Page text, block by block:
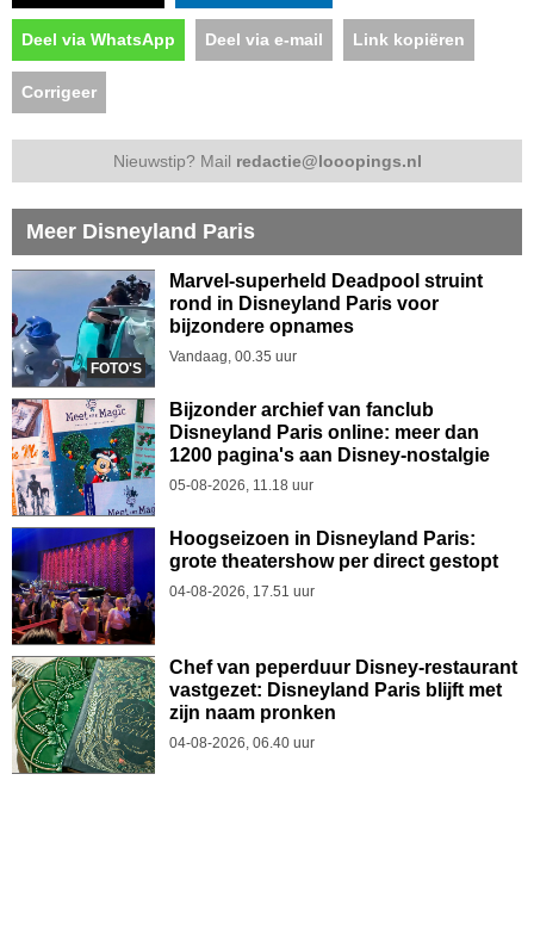
Deel via WhatsApp Deel via e-mail Link kopiëren
Corrigeer
Nieuwstip? Mail redactie@looopings.nl
Meer Disneyland Paris
FOTO'S
Marvel-superheld Deadpool struint
rond in Disneyland Paris voor
bijzondere opnames
Vandaag, 00.35 uur
Bijzonder archief van fanclub
Disneyland Paris online: meer dan
1200 pagina's aan Disney-nostalgie
05-08-2026, 11.18 uur
Hoogseizoen in Disneyland Paris:
grote theatershow per direct gestopt
04-08-2026, 17.51 uur
Chef van peperduur Disney-restaurant
vastgezet: Disneyland Paris blijft met
zijn naam pronken
04-08-2026, 06.40 uur